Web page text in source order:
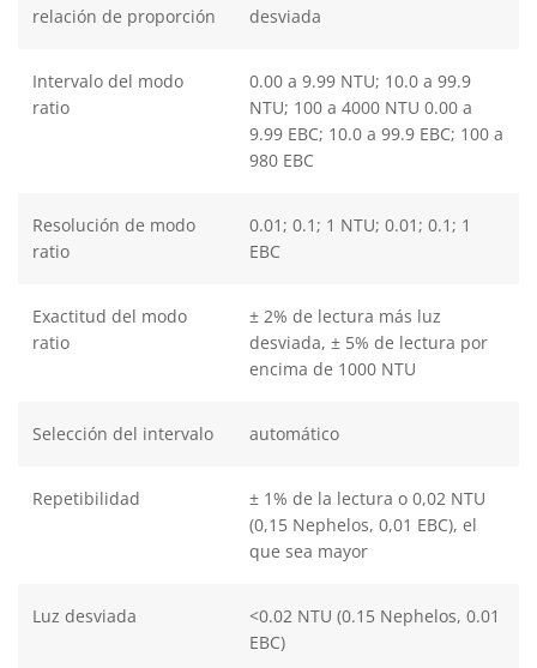
relación de proporción
desviada
Intervalo del modo
ratio
0.00 a 9.99 NTU; 10.0 a 99.9
NTU; 100 a 4000 NTU 0.00 a
9.99 EBC; 10.0 a 99.9 EBC; 100 a
980 EBC
Resolución de modo
ratio
0.01; 0.1; 1 NTU; 0.01; 0.1; 1
EBC
Exactitud del modo
ratio
± 2% de lectura más luz
desviada, ± 5% de lectura por
encima de 1000 NTU
Selección del intervalo automático
Repetibilidad
± 1% de la lectura o 0,02 NTU
(0,15 Nephelos, 0,01 EBC), el
que sea mayor
Luz desviada
<0.02 NTU (0.15 Nephelos, 0.01
EBC)